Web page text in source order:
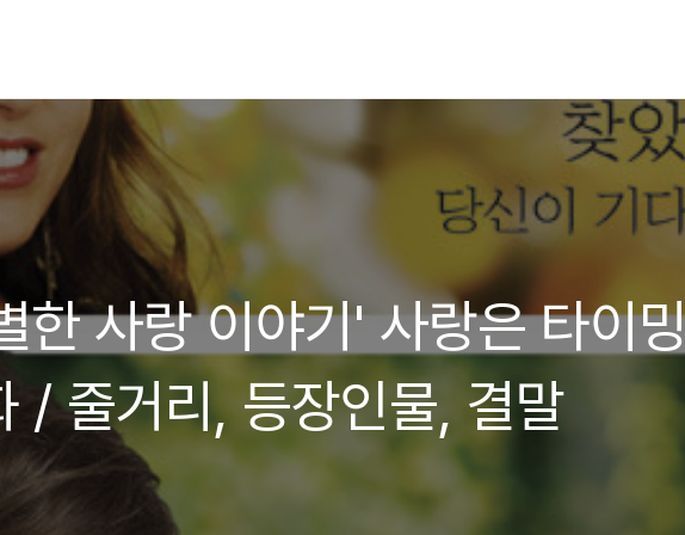
한 사랑 이야기' 사랑은 타이
/ 줄거리, 등장인물, 결말